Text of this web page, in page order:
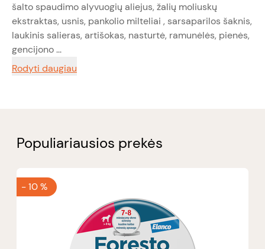
šalto spaudimo alyvuogių aliejus, žalių moliuskų
ekstraktas, usnis, pankolio milteliai , sarsaparilos šaknis,
laukinis salieras, artišokas, nasturtė, ramunėlės, pienės,
gencijono ...
Rodyti daugiau
Populiariausios prekės
-10 %